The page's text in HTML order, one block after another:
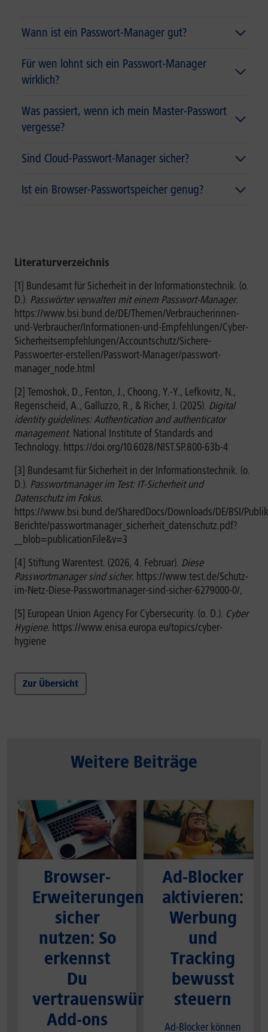
Wann ist ein Passwort-Manager gut?
Für wen lohnt sich ein Passwort-Manager
wirklich?
Was passiert, wenn ich mein Master-Passwort
vergesse?
Sind Cloud-Passwort-Manager sicher?
Ist ein Browser-Passwortspeicher genug?
Literaturverzeichnis
[1] Bundesamt für Sicherheit in der Informationstechnik. (o.
D.). Passwörter verwalten mit einem Passwort-Manager.
https://www.bsi.bund.de/DE/Themen/Verbraucherinnen-
und-Verbraucher/Informationen-und-Empfehlungen/Cyber-
Sicherheitsempfehlungen/Accountschutz/Sichere-
Passwoerter-erstellen/Passwort-Manager/passwort-
manager_node.html
[2] Temoshok, D., Fenton, J., Choong, Y.-Y., Lefkovitz, N.,
Regenscheid, A., Galluzzo, R., & Richer, J. (2025). Digital
identity guidelines: Authentication and authenticator
management. National Institute of Standards and
Technology. https://doi.org/10.6028/NIST.SP.800-63b-4
[3] Bundesamt für Sicherheit in der Informationstechnik. (o.
D.). Passwortmanager im Test: IT-Sicherheit und
Datenschutz im Fokus.
https://www.bsi.bund.de/SharedDocs/Downloads/DE/BSI/
Berichte/passwortmanager_sicherheit_datenschutz.pdf?
__blob=publicationFile&v=3
[4] Stiftung Warentest. (2026, 4. Februar). Diese
Passwortmanager sind sicher. https://www.test.de/Schutz-
im-Netz-Diese-Passwortmanager-sind-sicher-6279000-0/,
[5] European Union Agency For Cybersecurity. (o. D.). Cyber
Hygiene. https://www.enisa.europa.eu/topics/cyber-
hygiene
Zur Übersicht
Weitere Beiträge
Browser-
Erweiterungen
sicher
nutzen: So
erkennst
Du
vertrauenswürdige
Add-ons
Ad-Blocker
aktivieren:
Werbung
und
Tracking
bewusst
steuern
Ad-Blocker können